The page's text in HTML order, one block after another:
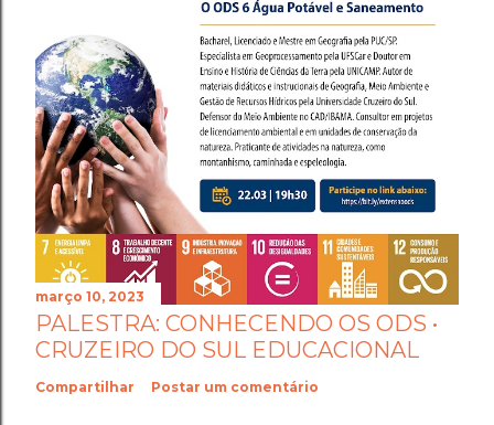
março 10, 2023
PALESTRA: CONHECENDO OS ODS •
CRUZEIRO DO SUL EDUCACIONAL
Compartilhar Postar um comentário